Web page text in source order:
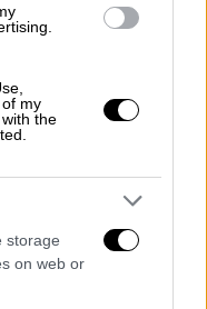
my
the
storage
on web or
των
με την
η
Τρίτη 28-6-
της
της
των βαθμών